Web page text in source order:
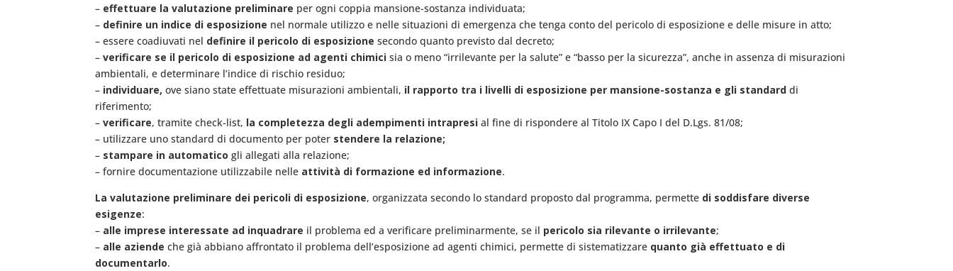
– effettuare la valutazione preliminare per ogni coppia mansione-sostanza individuata;
– definire un indice di esposizione nel normale utilizzo e nelle situazioni di emergenza che tenga conto del pericolo di esposizione e delle misure in atto;
– essere coadiuvati nel definire il pericolo di esposizione secondo quanto previsto dal decreto;
–verificare se il pericolo di esposizione ad agenti chimici sia o meno “irrilevante per la salute” e “basso per la sicurezza”, anche in assenza di misurazioni
ambientali, e determinare l’indice di rischio residuo;
– individuare, ove siano state effettuate misurazioni ambientali, il rapporto tra i livelli di esposizione per mansione-sostanza e gli standard di
riferimento;
–verificare, tramite check-list, la completezza degli adempimenti intrapresi al fine di rispondere al Titolo IX Capo I del D.Lgs. 81/08;
– utilizzare uno standard di documento per poter stendere la relazione;
– stampare in automatico gli allegati alla relazione;
– fornire documentazione utilizzabile nelle attività di formazione ed informazione.
La valutazione preliminare dei pericoli di esposizione, organizzata secondo lo standard proposto dal programma, permette di soddisfare diverse
esigenze:
– alle imprese interessate ad inquadrare il problema ed a verificare preliminarmente, se il pericolo sia rilevante o irrilevante;
– alle aziende che già abbiano affrontato il problema dell’esposizione ad agenti chimici, permette di sistematizzare quanto già effettuato e di
documentarlo.